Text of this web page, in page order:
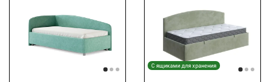
С ящиками для хранения